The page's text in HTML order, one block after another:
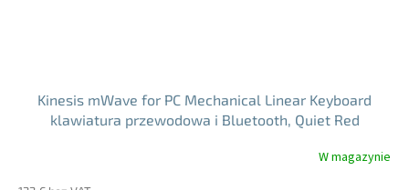
Kinesis mWave for PC Mechanical Linear Keyboard
klawiatura przewodowa i Bluetooth, Quiet Red
W magazynie